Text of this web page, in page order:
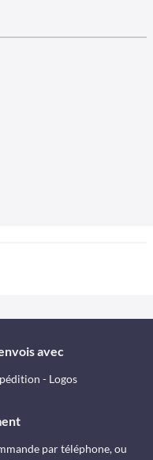
avec
- Logos
par téléphone, ou